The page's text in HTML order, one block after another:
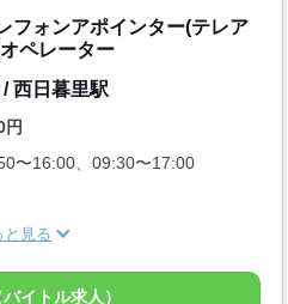
フォンアポインター(テレア
ペレーター
西日暮里駅
円
〜16:00、09:30〜17:00
と見る
イトル求人）